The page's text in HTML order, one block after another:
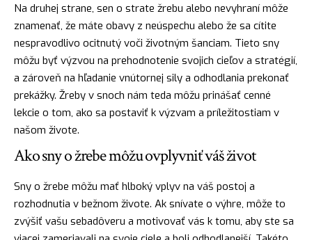
Na druhej strane, sen o strate žrebu alebo nevyhraní môže
znamenať, že máte obavy z neúspechu alebo že sa cítite
nespravodlivo ocitnutý voči životným šanciam. Tieto sny
môžu byť výzvou na prehodnotenie svojich cieľov a stratégií,
a zároveň na hľadanie vnútornej sily a odhodlania prekonať
prekážky. Žreby v snoch nám teda môžu prinášať cenné
lekcie o tom, ako sa postaviť k výzvam a príležitostiam v
našom živote.
Ako sny o žrebe môžu ovplyvniť váš život
Sny o žrebe môžu mať hlboký vplyv na váš postoj a
rozhodnutia v bežnom živote. Ak snívate o výhre, môže to
zvýšiť vašu sebadôveru a motivovať vás k tomu, aby ste sa